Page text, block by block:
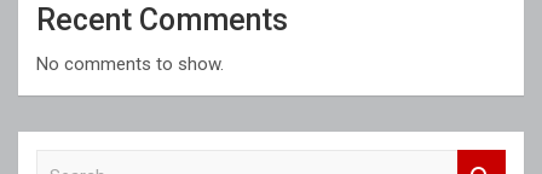
Recent Comments
No comments to show.